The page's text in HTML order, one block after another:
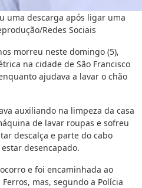
uma descarga após ligar uma
Redes Sociais
morreu neste domingo (5),
na cidade de São Francisco
ajudava a lavar o chão
auxiliando na limpeza da casa
de lavar roupas e sofreu
descalça e parte do cabo
desencapado.
e foi encaminhada ao
mas, segundo a Polícia